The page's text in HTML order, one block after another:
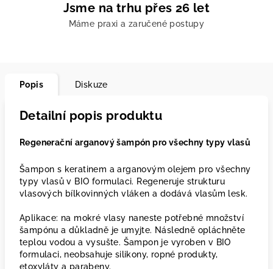
Jsme na trhu přes 26 let
Máme praxi a zaručené postupy
Popis Diskuze
Detailní popis produktu
Regenerační arganový šampón pro všechny typy vlasů
Šampon s keratinem a arganovým olejem pro všechny
typy vlasů v BIO formulaci. Regeneruje strukturu
vlasových bílkovinných vláken a dodává vlasům lesk.
Aplikace: na mokré vlasy naneste potřebné množství
šampónu a důkladně je umyjte. Následně opláchněte
teplou vodou a vysušte. Šampon je vyroben v BIO
formulaci, neobsahuje silikony, ropné produkty,
etoxyláty a parabeny.